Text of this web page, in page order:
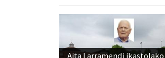
Aita Larramendi ikastolako